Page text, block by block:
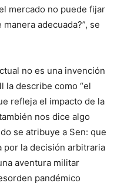
mercado no puede fijar
adecuada?”, se
no es una invención
la describe como “el
refleja el impacto de la
nos dice algo
se atribuye a Sen: que
por la decisión arbitraria
aventura militar
pandémico